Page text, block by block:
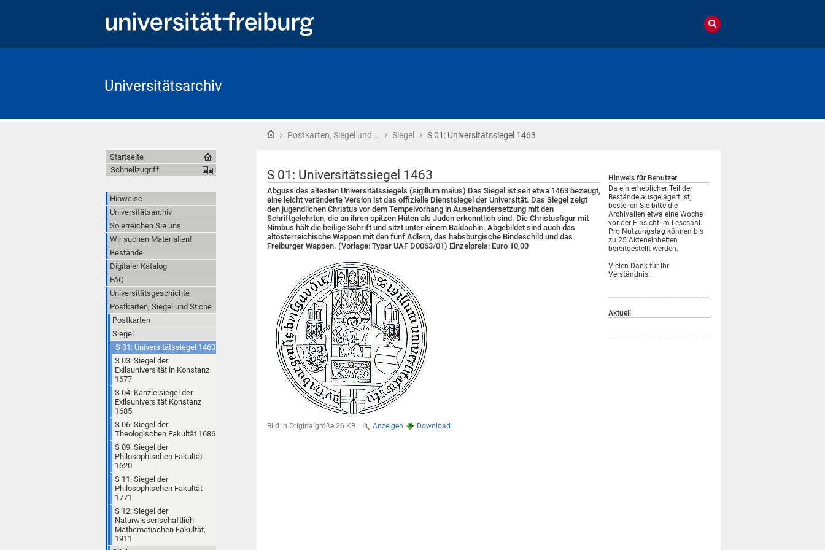
Universitätsarchiv
Startseite
› Postkarten, Siegel und … › Siegel › S 01: Universitätssiegel 1463
S 01: Universitätssiegel 1463
Abguss des ältesten Universitätssiegels (sigillum maius) Das Siegel ist seit etwa 1463 bezeugt,
eine leicht veränderte Version ist das offizielle Dienstsiegel der Universität. Das Siegel zeigt
den jugendlichen Christus vor dem Tempelvorhang in Auseinandersetzung mit den
Schriftgelehrten, die an ihren spitzen Hüten als Juden erkenntlich sind. Die Christusfigur mit
Nimbus hält die heilige Schrift und sitzt unter einem Baldachin. Abgebildet sind auch das
altösterreichische Wappen mit den fünf Adlern, das habsburgische Bindeschild und das
Freiburger Wappen. (Vorlage: Typar UAF D0063/01) Einzelpreis: Euro 10,00
Bild in Originalgröße 26 KB | Anzeigen Download
Hinweis für Benutzer
Da ein erheblicher Teil der
Bestände ausgelagert ist,
bestellen Sie bitte die
Archivalien etwa eine Woche
vor der Einsicht im Lesesaal.
Pro Nutzungstag können bis
zu 25 Akteneinheiten
bereitgestellt werden.
Vielen Dank für Ihr
Verständnis!
Aktuell
Startseite
Schnellzugriff
Hinweise
Universitätsarchiv
So erreichen Sie uns
Wir suchen Materialien!
Bestände
Digitaler Katalog
FAQ
Universitätsgeschichte
Postkarten, Siegel und Stiche
Postkarten
Siegel
S 01: Universitätssiegel 1463
S 03: Siegel der
Exilsuniversität in Konstanz
1677
S 04: Kanzleisiegel der
Exilsuniversität Konstanz
1685
S 06: Siegel der
Theologischen Fakultät 1686
S 09: Siegel der
Philosophischen Fakultät
1620
S 11: Siegel der
Philosophischen Fakultät
1771
S 12: Siegel der
Naturwissenschaftlich-
Mathematischen Fakultät,
1911